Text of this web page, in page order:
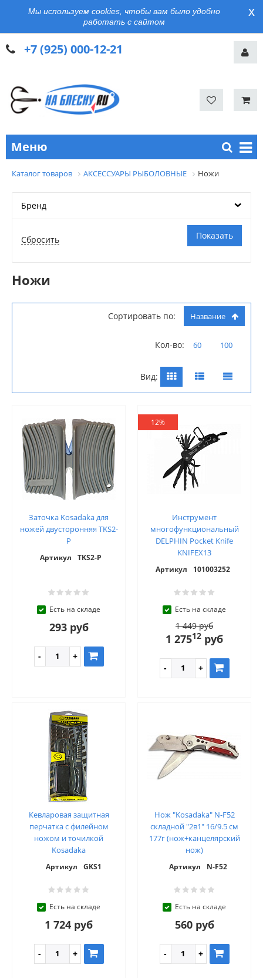
Мы используем cookies, чтобы вам было удобно
работать с сайтом
x
+7 (925) 000-12-21
Меню
Каталог товаров АКСЕССУАРЫ РЫБОЛОВНЫЕ Ножи
Бренд
Ножи
Сортировать по: Название
Кол-во: 60 100
Вид:
Заточка Kosadaka для
ножей двусторонняя TKS2-
P
Артикул TKS2-P
Есть на складе
293 руб
12%
Инструмент
многофункциональный
DELPHIN Pocket Knife
KNIFEX13
Артикул 101003252
Есть на складе
1 449 руб
1 27512 руб
Кевларовая защитная
перчатка с филейном
ножом и точилкой
Kosadaka
Артикул GKS1
Есть на складе
1 724 руб
Нож "Kosadaka" N-F52
складной "2в1" 16/9.5 см
177г (нож+канцелярский
нож)
Артикул N-F52
Есть на складе
560 руб